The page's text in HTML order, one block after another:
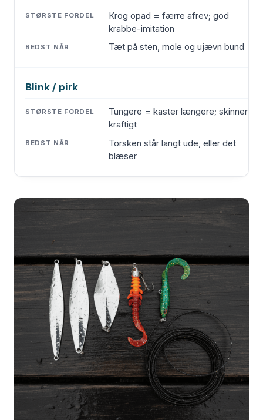
Krog opad = færre afrev; god
krabbe-imitation
Tæt på sten, mole og ujævn bund
Blink / pirk
Tungere = kaster længere; skinner
kraftigt
Torsken står langt ude, eller det
blæser